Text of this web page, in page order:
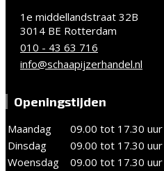
1e middellandstraat 32B
3014 BE Rotterdam
010 - 43 63 716
info@schaapijzerhandel.nl
Openingstijden
Maandag
09.00 tot 17.30 uur
Dinsdag
09.00 tot 17.30 uur
Woensdag
09.00 tot 17.30 uur